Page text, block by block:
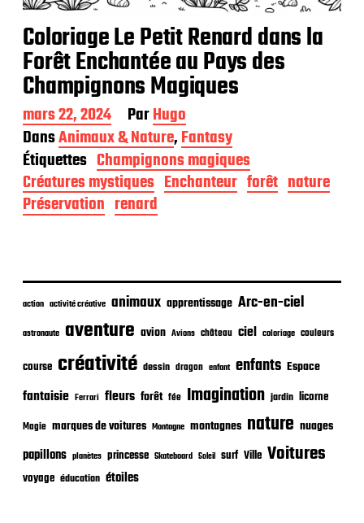
Coloriage Le Petit Renard dans la
Forêt Enchantée au Pays des
Champignons Magiques
D
a
t
e
d
e
p
i
a
t
i
o
n
mars 22, 2024 ParHugo
DansAnimaux & Nature,Fantasy
Étiquettes Champignons magiques
Créatures mystiques Enchanteur forêt nature
Préservation renard
action activité créative animaux apprentissage Arc-en-ciel
astronaute aventure avion Avions château ciel coloriage couleurs
course créativité dessin dragon enfant enfants Espace
fantaisie Ferrari fleurs forêt fée Imagination jardin licorne
Magie marques de voitures Montagne montagnes nature nuages
papillons planètes princesse Skateboard Soleil surf Ville Voitures
voyage éducation étoiles